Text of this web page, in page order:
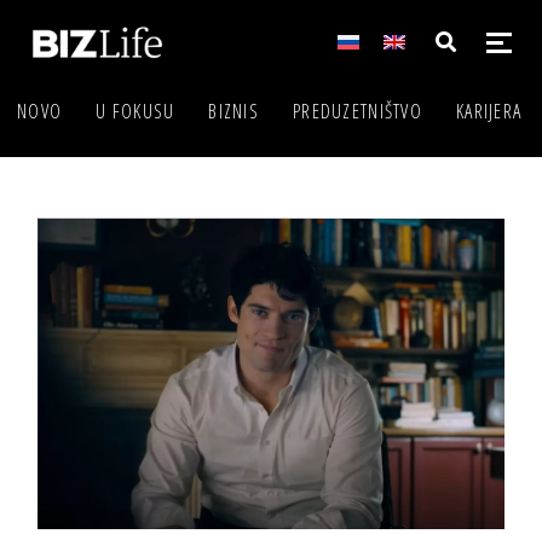
NOVO U FOKUSU BIZNIS PREDUZETNIŠTVO KARIJERA